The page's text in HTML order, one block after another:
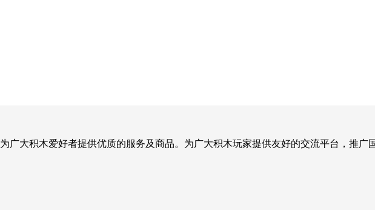
广大积木爱好者提供优质的服务及商品。为广大积木玩家提供友好的交流平台，推广